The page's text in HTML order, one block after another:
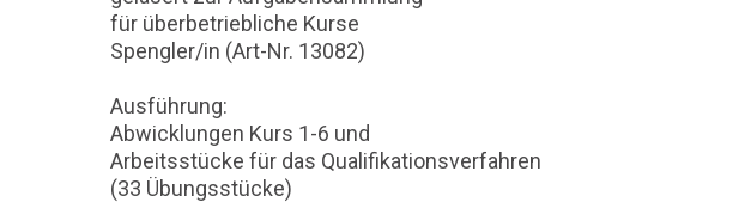
für überbetriebliche Kurse
Spengler/in (Art-Nr. 13082)
Ausführung:
Abwicklungen Kurs 1-6 und
Arbeitsstücke für das Qualifikationsverfahren
(33 Übungsstücke)